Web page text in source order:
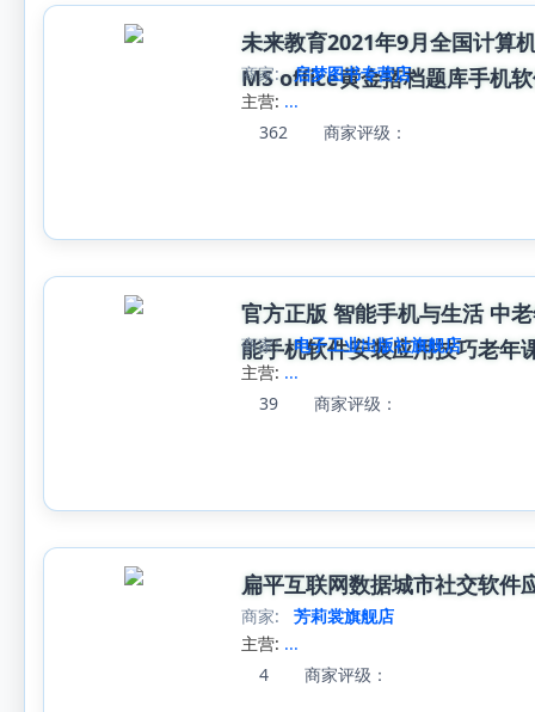
未来教育2021年9月全国计算
MS office黄金搭档题库手机
商家:
启梦图书专营店
主营: ...
362
商家评级：
官方正版 智能手机与生活 中
能手机软件安装应用技巧老年
商家:
电子工业出版社旗舰店
主营: ...
39
商家评级：
扁平互联网数据城市社交软件
商家:
芳莉裳旗舰店
主营: ...
4
商家评级：